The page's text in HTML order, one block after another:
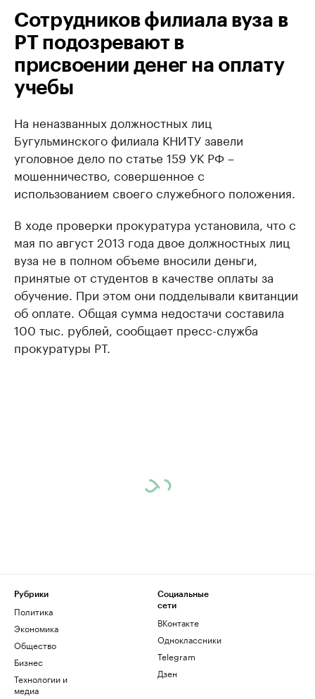
Сотрудников филиала вуза в
РТ подозревают в
присвоении денег на оплату
учебы
На неназванных должностных лиц
Бугульминского филиала КНИТУ завели
уголовное дело по статье 159 УК РФ –
мошенничество, совершенное с
использованием своего служебного положения.
В ходе проверки прокуратура установила, что с
мая по август 2013 года двое должностных лиц
вуза не в полном объеме вносили деньги,
принятые от студентов в качестве оплаты за
обучение. При этом они подделывали квитанции
об оплате. Общая сумма недостачи составила
100 тыс. рублей, сообщает пресс-служба
прокуратуры РТ.
Рубрики
Политика
Экономика
Общество
Бизнес
Технологии и
медиа
Социальные
сети
ВКонтакте
Одноклассники
Telegram
Дзен